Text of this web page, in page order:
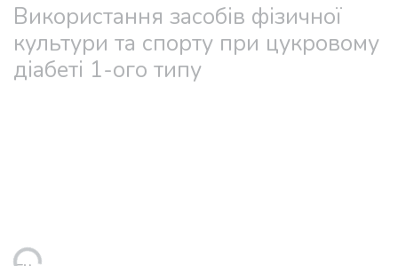
Statistics
Використання засобів фізичної
культури та спорту при цукровому
діабеті 1-ого типу
2018